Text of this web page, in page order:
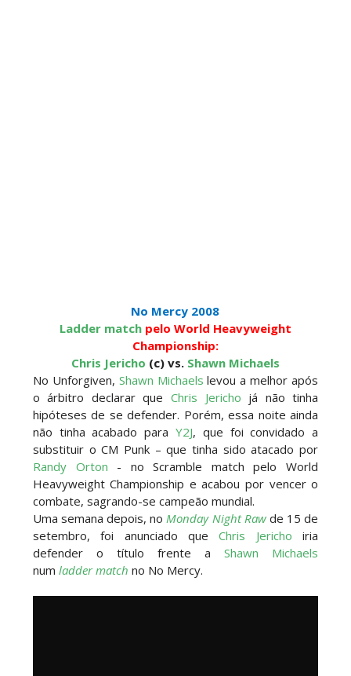
No Mercy 2008
Ladder matchpelo World Heavyweight
Championship:
Chris Jericho (c) vs. Shawn Michaels
No Unforgiven, Shawn Michaels levou a melhor após
o árbitro declarar que Chris Jericho já não tinha
hipóteses de se defender. Porém, essa noite ainda
não tinha acabado para Y2J, que foi convidado a
substituir o CM Punk – que tinha sido atacado por
Randy Orton - no Scramble match pelo World
Heavyweight Championship e acabou por vencer o
combate, sagrando-se campeão mundial.
Uma semana depois, no Monday Night Rawde 15 de
setembro, foi anunciado queChris Jericho iria
defender o título frente aShawn Michaels
num ladder match no No Mercy.